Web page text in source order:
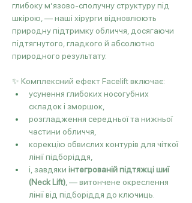
глибоку м’язово-сполучну структуру під
шкірою, — наші хірурги відновлюють
природну підтримку обличчя, досягаючи
підтягнутого, гладкого й абсолютно
природного результату.
✨ Комплексний ефект Facelift включає:
усунення глибоких носогубних
складок і зморшок,
розгладження середньої та нижньої
частини обличчя,
корекцію обвислих контурів для чіткої
лінії підборіддя,
і, завдяки інтегрованій підтяжці шиї
(Neck Lift) , — витончене окреслення
лінії від підборіддя до ключиць.